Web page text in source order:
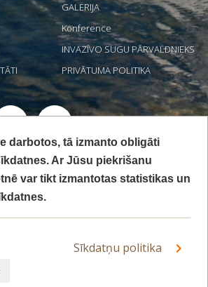
GALERIJA
Konference
INVAZĪVO SUGU PĀRVALDNIEKS
PRIVĀTUMA POLITIKA
biotopu izpēte un nepieciešamā
Latvijas ekskluzīvajā ekonomiskajā
LIFE REEF tiek īstenots ar Eiropas
un Valsts reģionālās attīstības aģentūras
informācijas iespējamo izmantojumu.
darbotos, tā izmanto obligāti
Ar Jūsu piekrišanu
var tikt izmantotas statistikas un
Sīkdatņu politika